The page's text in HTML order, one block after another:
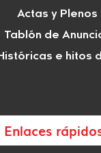
Actas y Plenos
Tablón de
e hitos
Enlaces